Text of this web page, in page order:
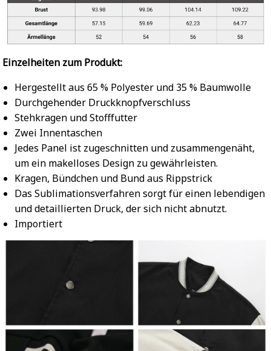
Einzelheiten zum Produkt:
Hergestellt aus 65 % Polyester und 35 % Baumwolle
Durchgehender Druckknopfverschluss
Stehkragen und Stofffutter
Zwei Innentaschen
Jedes Panel ist zugeschnitten und zusammengenäht,
um ein makelloses Design zu gewährleisten.
Kragen, Bündchen und Bund aus Rippstrick
Das Sublimationsverfahren sorgt für einen lebendigen
und detaillierten Druck, der sich nicht abnutzt.
Importiert